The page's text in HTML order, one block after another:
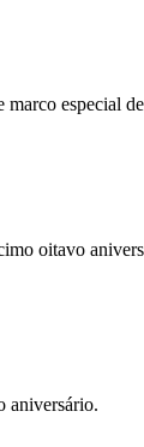
especial
oitavo
aniversário.